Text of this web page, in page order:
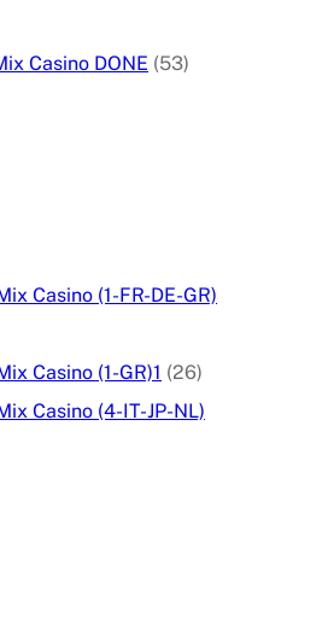
Casino DONE (53)
Casino (1-FR-DE-GR)
Casino (1-GR)1 (26)
Casino (4-IT-JP-NL)